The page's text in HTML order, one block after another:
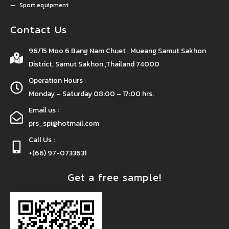
Sport equipment
Contact Us
96/15 Moo 6 Bang Nam Chuet , Mueang Samut Sakhon
District, Samut Sakhon ,Thailand 74000
Operation Hours :
Monday – Saturday 08:00 – 17:00 hrs.
Email us :
prs_spi@hotmail.com
Call Us :
+(66) 97-0733631
Get a free sample!